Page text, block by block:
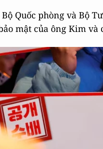
Quốc phòng và Bộ
mật của ông Kim